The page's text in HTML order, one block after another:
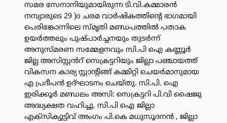
സമര സേനാനിയുമായിരുന്ന ടി.വി.കമ്മാരൻ
നമ്പ്യാരുടെ 29 )o ചരമ വാർഷികത്തിൻ്റെ ഭാഗമായി
പെരിങ്കോന്നിലെ സ്മൃതി മണ്ഡപത്തിൽ പതാക
ഉയർത്തലും പുഷ്പാർച്ചനയും തുടർന്ന്
അനുസ്മരണ സമ്മേളനവും സി.പി ഐ കണ്ണൂർ
ജില്ല അസിസ്റ്റൻറ് സെക്രട്ടറിയും ജില്ലാ പഞ്ചായത്ത്
വികസന കാര്യ സ്റ്റാൻ്റിങ്ങ് കമ്മിറ്റി ചെയർമാനുമായ
എ പ്രദീപൻ ഉദ്ഘാടനം ചെയ്തു. സി.പി. ഐ
ഇരിക്കൂർ മണ്ഡലം അസി: സെക്രട്ടറി പി.വി ഷൈജു
അദ്ധ്യക്ഷത വഹിച്ചു. സി.പി ഐ ജില്ലാ
എക്സിക്യുട്ടിവ് അംഗം പി.കെ മധുസൂദനൻ , ജില്ലാ